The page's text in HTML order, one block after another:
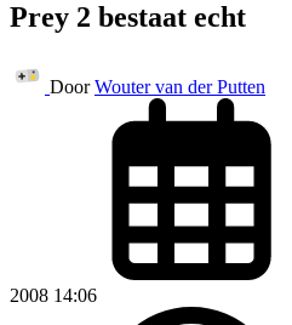
Prey 2 bestaat echt
Door Wouter van der Putten
2008 14:06